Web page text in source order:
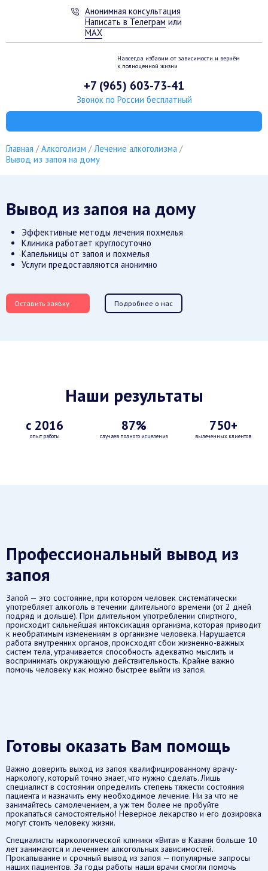
Анонимная консультация
Написать в Телеграм или
MAX
Навсегда избавим от зависимости и вернём
к полноценной жизни
+7 (965) 603-73-41
Звонок по России бесплатный
Главная Алкоголизм
Лечение алкоголизма
Вывод из запоя на дому
Вывод из запоя на дому
Эффективные методы лечения похмелья
Клиника работает круглосуточно
Капельницы от запоя и похмелья
Услуги предоставляются анонимно
Оставить заявку Подробнее о нас
Наши результаты
с 2016
опыт работы
87%
случаев полного исцеления
750+
вылеченных клиентов
Профессиональный вывод из
запоя
Запой — это состояние, при котором человек систематически
употребляет алкоголь в течении длительного времени (от 2 дней
подряд и дольше). При длительном употреблении спиртного,
происходит сильнейшая интоксикация организма, которая приводит
к необратимым изменениям в организме человека. Нарушается
работа внутренних органов, происходят сбои жизненно-важных
систем тела, утрачивается способность адекватно мыслить и
воспринимать окружающую действительность. Крайне важно
помочь человеку как можно быстрее выйти из запоя.
Готовы оказать Вам помощь
Важно доверить выход из запоя квалифицированному врачу-
наркологу, который точно знает, что нужно сделать. Лишь
специалист в состоянии определить степень тяжести состояния
пациента и назначить ему необходимое лечение. Ни за что не
занимайтесь самолечением, а уж тем более не пробуйте
прокапаться самостоятельно! Неверное лекарство и его дозировка
могут стоить человеку жизни.
Специалисты наркологической клиники «Вита» в Казани больше 10
лет занимаются и лечением алкогольных зависимостей.
Прокапывание и срочный вывод из запоя — популярные запросы
наших пациентов. За годы работы наши врачи смогли помочь